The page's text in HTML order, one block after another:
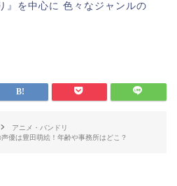
』を中心に 色々なジャンルの
アニメ・バンドリ
優は豊田萌絵！年齢や事務所はどこ？